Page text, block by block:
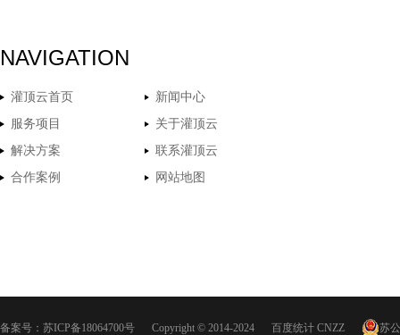
NAVIGATION
灌顶云首页
新闻中心
服务项目
关于灌顶云
解决方案
联系灌顶云
合作案例
网站地图
备案号： 苏ICP备18064700号 Copyright © 2014-2024 百度统计 CNZZ 苏